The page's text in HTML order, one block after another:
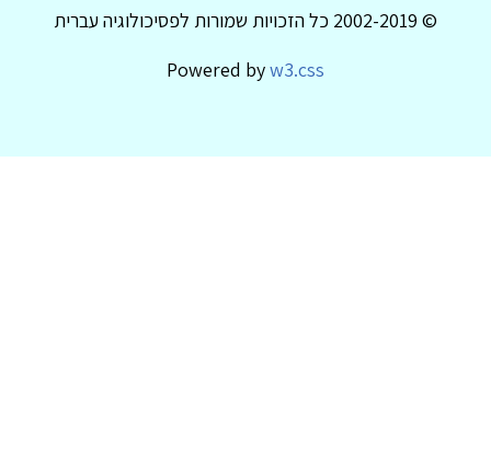
© 2002-2019 כל הזכויות שמורות לפסיכולוגיה עברית
Powered byw3.css